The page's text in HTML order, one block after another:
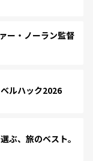
ー・ノーラン監督
ルハック2026
、旅のベスト。